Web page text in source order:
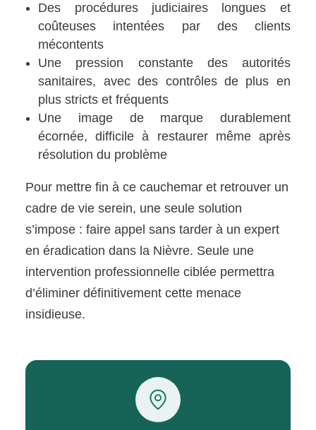
Des procédures judiciaires longues et
coûteuses intentées par des clients
mécontents
Une pression constante des autorités
sanitaires, avec des contrôles de plus en
plus stricts et fréquents
Une image de marque durablement
écornée, difficile à restaurer même après
résolution du problème
Pour mettre fin à ce cauchemar et retrouver un
cadre de vie serein, une seule solution
s’impose : faire appel sans tarder à un expert
en éradication dans la Nièvre. Seule une
intervention professionnelle ciblée permettra
d’éliminer définitivement cette menace
insidieuse.